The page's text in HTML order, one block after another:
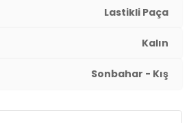
Lastikli Paça
Kalın
Sonbahar - Kış